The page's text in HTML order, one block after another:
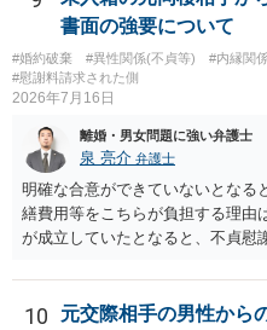
書面の強要について
#婚約破棄 #異性関係(不貞等) #内縁関
#慰謝料請求された側
2026年7月16日
離婚・男女問題に強い弁護士
泉 亮介 弁護士
明確な合意ができていないとなる
繕費用等をこちらが負担する理由
が成立していたとなると、不貞慰
れば早めに弁護士に相談し、弁護
う。
10
元交際相手の男性から